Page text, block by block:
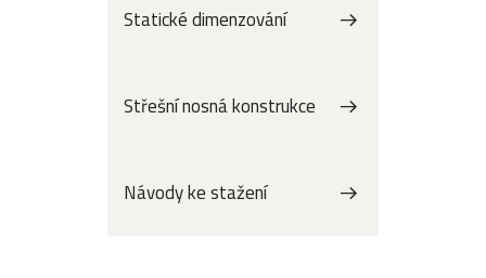
Statické dimenzování
Střešní nosná konstrukce
Návody ke stažení